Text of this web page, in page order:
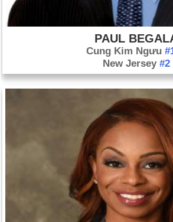
PAUL
Cung Kim Ngưu
New Jersey #2